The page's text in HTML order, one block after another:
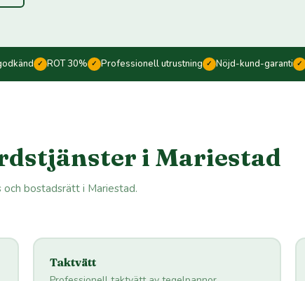
✓ ROT 30% ✓ Professionell utrustning ✓ Nöjd-kund-garanti ✓
i Mariestad
bostadsrätt i Mariestad.
Taktvätt